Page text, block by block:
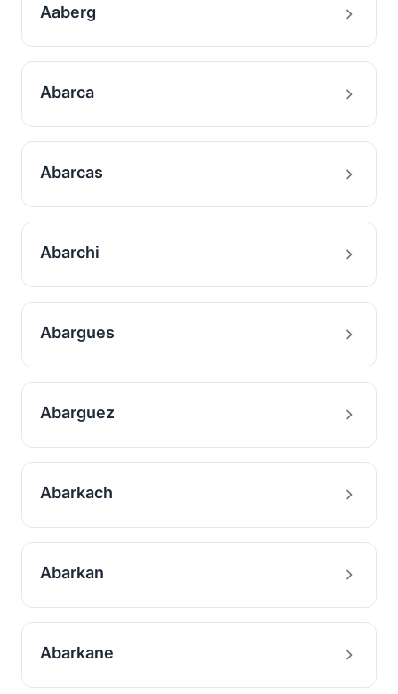
Aaberg
Abarca
Abarcas
Abarchi
Abargues
Abarguez
Abarkach
Abarkan
Abarkane